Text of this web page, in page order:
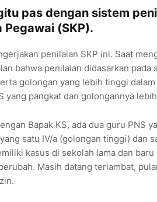
pas dengan sistem
(SKP).
penilaian SKP ini. Saat
bahwa penilaian didasarkan
golongan yang lebih tinggi
yang pangkat dan golongannya
Bapak KS, ada dua guru PNS
satu IV/a (golongan tinggi) dan
kasus di sekolah lama dan
Masih datang terlambat,